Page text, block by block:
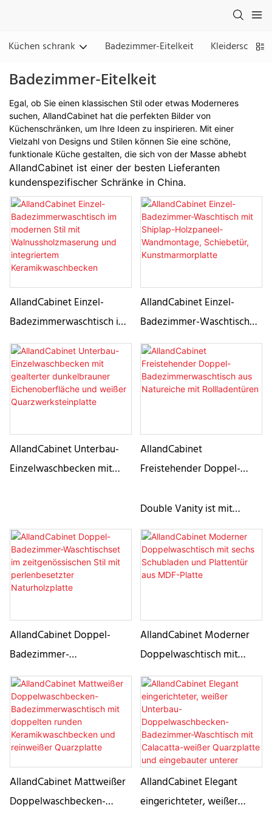
Küchen schrank Badezimmer-Eitelkeit
Badezimmer-Eitelkeit
Egal, ob Sie einen klassischen Stil oder etwas Moderneres
suchen, AllandCabinet hat die perfekten Bilder von
Küchenschränken, um Ihre Ideen zu inspirieren. Mit einer
Vielzahl von Designs und Stilen können Sie eine schöne,
funktionale Küche gestalten, die sich von der Masse abhebt
AllandCabinet ist einer der besten Lieferanten
kundenspezifischer Schränke in China.
AllandCabinet Einzel-
Badezimmerwaschtisch im
modernen Stil mit
Walnussholzmaserung und
integriertem
Keramikwaschbecken
AllandCabinet Einzel-
Badezimmer-Waschtisch
mit Shiplap-Holzpaneel-
Wandmontage, Schiebetür,
Kunstmarmorplatte
AllandCabinet Unterbau-
Einzelwaschbecken mit
weißer
Quarzwerksteinplatte
AllandCabinet
Freistehender Doppel-
Natureiche mit
Rollladentüren
Double Vanity ist mit
Rolltüren ausgestattet, die
dem modernen Design
einen Hauch von Eleganz
Eiche erzeugt eine
durch die Beschläge aus
Champagner-Messing noch
verstärkt wird. Drei
Schubladen und zwei
Rollladentüren mit
Innenregal und Schublade
bieten reichlich Stauraum
und behalten gleichzeitig
AllandCabinet Doppel-
Badezimmer-
Waschtischset im
zeitgenössischen Stil mit
perlenbesetzter
Naturholzplatte
AllandCabinet Moderner
Doppelwaschtisch mit
sechs Schubladen und
Plattentür aus MDF-Platte
AllandCabinet Mattweißer
Doppelwaschbecken-
AllandCabinet Elegant
eingerichteter, weißer